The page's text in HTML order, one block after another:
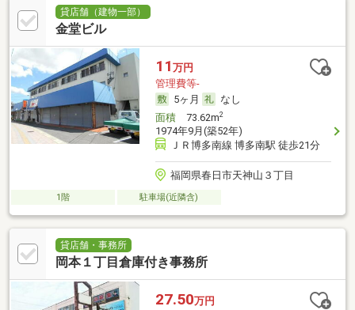
貸店舗（建物一部）
金堂ビル
11 万円
管理費等-
5ヶ月
なし
面積73.62m2
1974年9月(築52年)
ＪＲ博多南線 博多南駅 徒歩21分
福岡県春日市天神山３丁目
1階 駐車場(近隣含)
貸店舗・事務所
岡本１丁目倉庫付き事務所
27.50万円